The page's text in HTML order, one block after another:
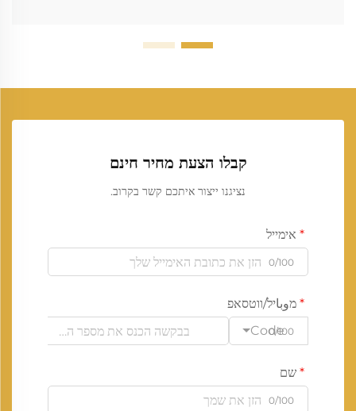
קבלו הצעת מחיר חינם
נציגנו ייצור איתכם קשר בקרוב.
אימייל
0/100
מوباיל/ווטסאפ
Code
0/100
שם
0/100